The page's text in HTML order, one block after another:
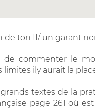
de ton II/ un garant
de commenter le
ily aurait la
textes de la
page 261 où